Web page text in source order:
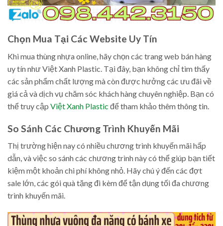
Chọn Mua Tại Các Website Uy Tín
Khi mua thùng nhựa online, hãy chọn các trang web bán hàng
uy tín như Việt Xanh Plastic. Tại đây, bạn không chỉ tìm thấy
các sản phẩm chất lượng mà còn được hưởng các ưu đãi về
giá cả và dịch vụ chăm sóc khách hàng chuyên nghiệp. Bạn có
thể truy cập Việt Xanh Plastic để tham khảo thêm thông tin.
So Sánh Các Chương Trình Khuyến Mãi
Thị trường hiện nay có nhiều chương trình khuyến mãi hấp
dẫn, và việc so sánh các chương trình này có thể giúp bạn tiết
kiệm một khoản chi phí không nhỏ. Hãy chú ý đến các đợt
sale lớn, các gói quà tặng đi kèm để tận dụng tối đa chương
trình khuyến mãi.